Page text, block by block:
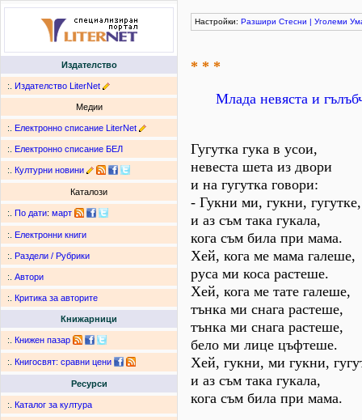
Издателство
:. Издателство LiterNet
Медии
:. Електронно списание LiterNet
:. Електронно списание БЕЛ
:. Културни новини
Каталози
:. По дати: март
:. Електронни книги
:. Раздели / Рубрики
:. Автори
:. Критика за авторите
Книжарници
:. Книжен пазар
:. Книгосвят: сравни цени
Ресурси
:. Каталог за култура
Настройки: Разшири Стесни | Уголеми
* * *
Млада невяста и
Гугутка гука в усои,
невеста шета из двори
и на гугутка говори:
- Гукни ми, гукни, гугутке,
и аз съм така гукала,
кога съм била при мама.
Хей, кога ме мама галеше,
руса ми коса растеше.
Хей, кога ме тате галеше,
тънка ми снага растеше,
тънка ми снага растеше,
бело ми лице цъфтеше.
Хей, гукни, ми гукни,
и аз съм така гукала,
кога съм била при мама.